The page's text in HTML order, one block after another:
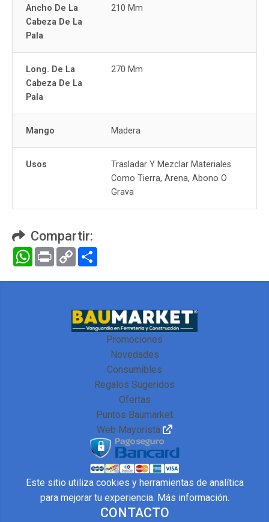
Ancho De La
Cabeza De La
Pala
210 Mm
Long. De La
Cabeza De La
Pala
270 Mm
Mango Madera
Usos
Trasladar Y Mezclar Materiales
Como Tierra, Arena, Abono O
Grava
Compartir:
WhatsApp
Print Copy
Link
Promociones
Novedades
Consumibles
Regalos Sugeridos
Ofertas
Puntos Baumarket
Web Mayorista
CONTACTO
Este sitio utiliza cookies y herramientas de analítica
para mejorar tu experiencia. Más información.